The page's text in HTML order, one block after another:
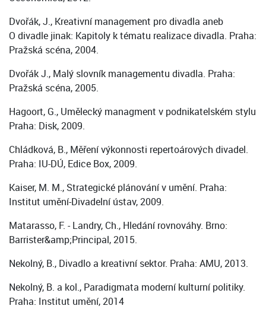
Dvořák, J., Kreativní management pro divadla aneb
O divadle jinak: Kapitoly k tématu realizace divadla. Praha:
Pražská scéna, 2004.
Dvořák J., Malý slovník managementu divadla. Praha:
Pražská scéna, 2005.
Hagoort, G., Umělecký managment v podnikatelském stylu
Praha: Disk, 2009.
Chládková, B., Měření výkonnosti repertoárových divadel.
Praha: IU-DÚ, Edice Box, 2009.
Kaiser, M. M., Strategické plánování v umění. Praha:
Institut umění-Divadelní ústav, 2009.
Matarasso, F. - Landry, Ch., Hledání rovnováhy. Brno:
Barrister&amp;Principal, 2015.
Nekolný, B., Divadlo a kreativní sektor. Praha: AMU, 2013.
Nekolný, B. a kol., Paradigmata moderní kulturní politiky.
Praha: Institut umění, 2014